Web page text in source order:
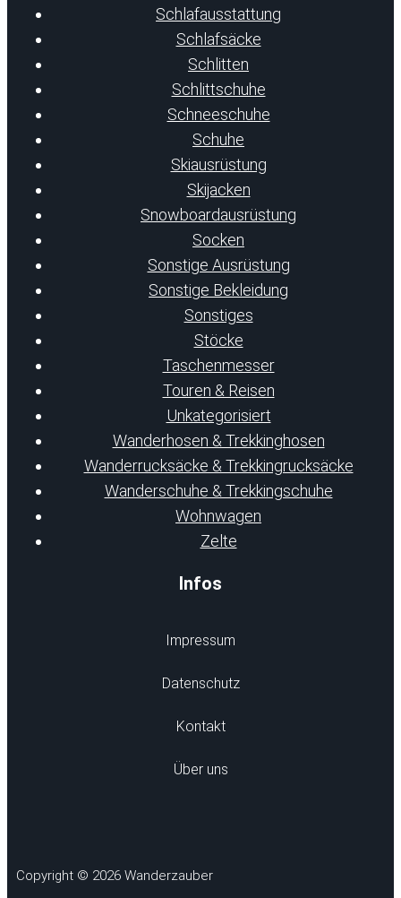
Schlafausstattung
Schlafsäcke
Schlitten
Schlittschuhe
Schneeschuhe
Schuhe
Skiausrüstung
Skijacken
Snowboardausrüstung
Socken
Sonstige Ausrüstung
Sonstige Bekleidung
Sonstiges
Stöcke
Taschenmesser
Touren & Reisen
Unkategorisiert
Wanderhosen & Trekkinghosen
Wanderrucksäcke & Trekkingrucksäcke
Wanderschuhe & Trekkingschuhe
Wohnwagen
Zelte
Infos
Impressum
Datenschutz
Kontakt
Über uns
Copyright © 2026 Wanderzauber